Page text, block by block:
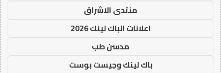
منتدى الاشراق
اعلانات الباك لينك 2026
مدسن طب
باك لينك وجيست بوست